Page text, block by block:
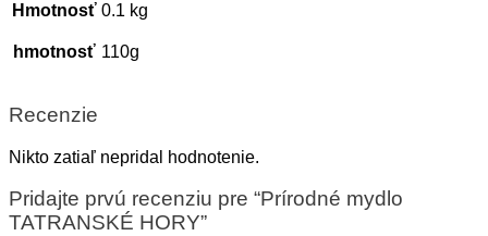
Hmotnosť 0.1 kg
hmotnosť 110g
Recenzie
Nikto zatiaľ nepridal hodnotenie.
Pridajte prvú recenziu pre “Prírodné mydlo
TATRANSKÉ HORY”